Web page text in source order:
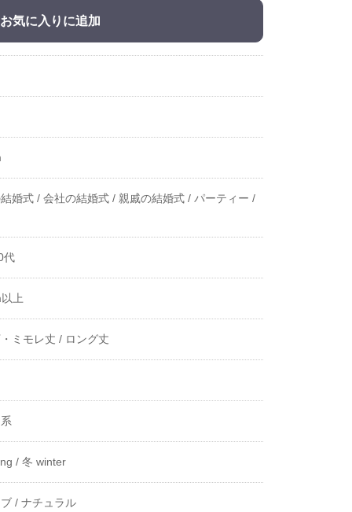
お気に入りに追加
婚式 / 会社の結婚式 / 親戚の結婚式 / パーティー /
代
上
ミモレ丈 / ロング丈
/ 冬 winter
/ ナチュラル